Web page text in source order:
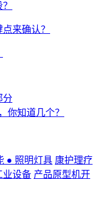
来确认？
分
你知道几个？
● 照明灯具 康护理疗
业设备 产品原型机开